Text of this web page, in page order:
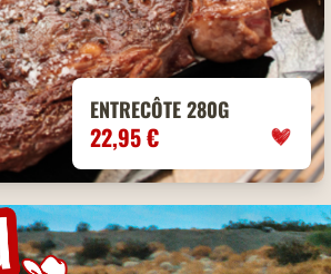
ENTRECÔTE 280G
22,95 €